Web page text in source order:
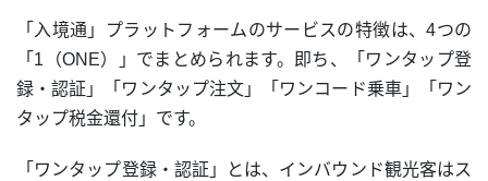
「入境通」プラットフォームのサービスの特徴は、4つの
「1（ONE）」でまとめられます。即ち、「 ワンタップ登
録・認証」「 ワンタップ注文」「ワンコード乗車」「 ワン
タップ税金還付」です。
「 ワンタップ登録・認証」とは、インバウンド観光客はス